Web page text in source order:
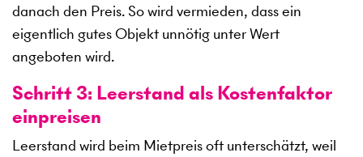
danach den Preis. So wird vermieden, dass ein
eigentlich gutes Objekt unnötig unter Wert
angeboten wird.
Schritt 3: Leerstand als Kostenfaktor
einpreisen
Leerstand wird beim Mietpreis oft unterschätzt, weil